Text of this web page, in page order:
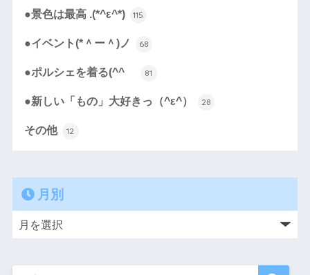
●景色は最高 .(*^ε^*) 115
●イベント(*＾ー＾)ノ 68
●ポルシェを着る(^^ゞ 81
●新しい「もの」大好きっ（^ε^） 28
その他 12
月別